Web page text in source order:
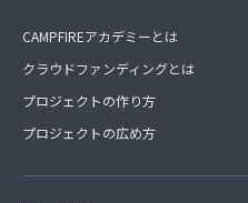
CAMPFIREアカデミーとは
クラウドファンディングとは
プロジェクトの作り方
プロジェクトの広め方